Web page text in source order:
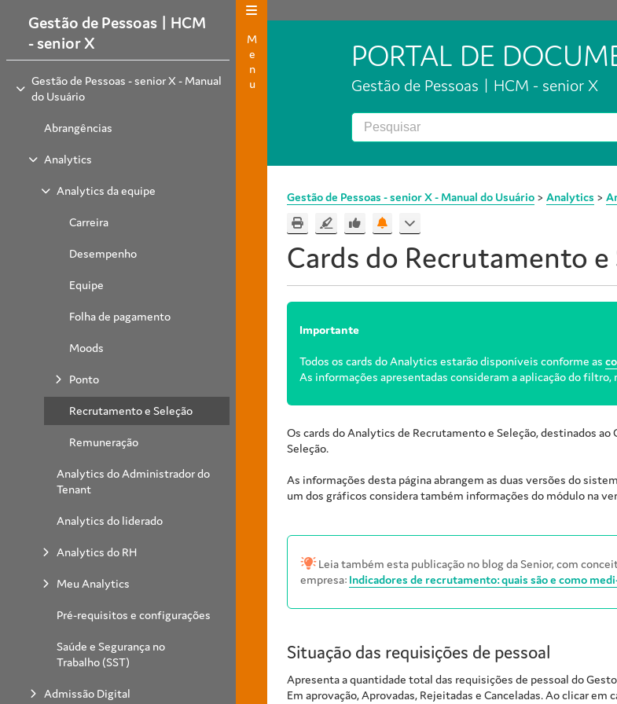
Gestão de Pessoas | HCM
- senior X
Gestão de Pessoas - senior X - Manual
do Usuário
Abrangências
Analytics
Analytics da equipe
Carreira
Desempenho
Equipe
Folha de pagamento
Moods
Ponto
Recrutamento e Seleção
Remuneração
Analytics do Administrador do
Tenant
Analytics do liderado
Analytics do RH
Meu Analytics
Pré-requisitos e configurações
Saúde e Segurança no
Trabalho (SST)
Admissão Digital
Menu PORTAL DE
Gestão de Pessoas | HCM - senior X
Gestão de Pessoas - senior X - Manual do Usuário > Analytics >
Cards do Recrutamento
Importante
Todos os cards do Analytics estarão disponíveis conforme as
As informações apresentadas consideram a aplicação do
Os cards do Analytics de Recrutamento e Seleção, destinados
Seleção.
As informações desta página abrangem as duas versões do
um dos gráficos considera também informações do módulo na
Leia também esta publicação no blog da Senior, com
empresa: Indicadores de recrutamento: quais são e como
Situação das requisições de pessoal
Apresenta a quantidade total das requisições de pessoal do
Em aprovação, Aprovadas, Rejeitadas e Canceladas. Ao clicar em